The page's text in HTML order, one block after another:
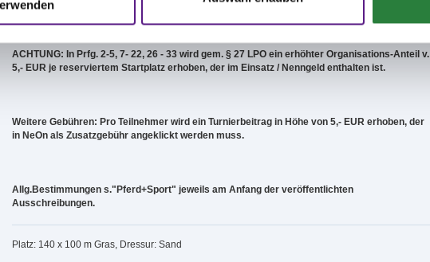
ACHTUNG: In Prfg. 2-5, 7- 22, 26 - 33 wird gem. § 27 LPO ein erhöhter Organisations-Anteil v.
5,- EUR je reserviertem Startplatz erhoben, der im Einsatz / Nenngeld enthalten ist.
Weitere Gebühren: Pro Teilnehmer wird ein Turnierbeitrag in Höhe von 5,- EUR erhoben, der
in NeOn als Zusatzgebühr angeklickt werden muss.
Allg.Bestimmungen s."Pferd+Sport" jeweils am Anfang der veröffentlichten
Ausschreibungen.
Platz: 140 x 100 m Gras, Dressur: Sand